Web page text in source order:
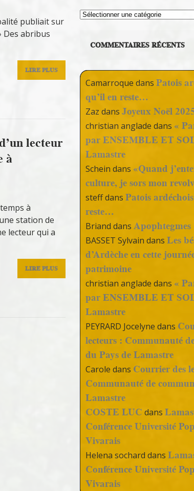
publiait sur
Des abribus
LIRE PLUS
lecteur
à
à
station de
lecteur qui a
LIRE PLUS
Thèmes
COMMENTAIRES RÉCENTS
Camarroque dansPatois
qu’il en reste…
Zaz dansJoyeux Noël
christian anglade dans «
par ENSEMBLE ET
Lamastre
Schein dans «Quand
culture, je sors mon
steffdansPatois
reste…
Briand dans
BASSET Sylvain dansLes
d’Ardèche en cette
patrimoine
christian anglade dans «
par ENSEMBLE ET
Lamastre
PEYRARD Jocelyne dans
lecteurs : Communauté
du Pays de Lamastre
Carole dans Courrier des
Communauté de
Lamastre
COSTE LUC dans
Conférence Université
Vivarais
Helena sochard dans
Conférence Université
Vivarais